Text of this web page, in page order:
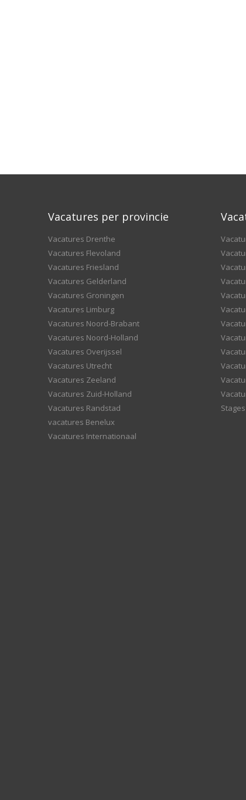
Vacatures per provincie
Vacatures Drenthe
Vacatures Flevoland
Vacatures Friesland
Vacatures Gelderland
Vacatures Groningen
Vacatures Limburg
Vacatures Noord-Brabant
Vacatures Noord-Holland
Vacatures Overijssel
Vacatures Utrecht
Vacatures Zeeland
Vacatures Zuid-Holland
Vacatures Randstad
vacatures Benelux
Vacatures Internationaal